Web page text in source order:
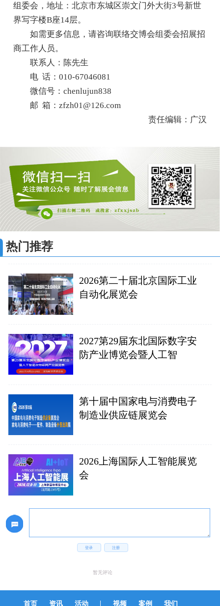
组委会，地址：北京市东城区崇文门外大街3号新世
界写字楼B座14层。
如需更多信息，请咨询联络交博会组委会招展招
商工作人员。
联系人：陈先生
电 话：010-67046081
微信号：chenlujun838
邮 箱：zfzh01@126.com
责任编辑：广汉
热门推荐
2026第二十届北京国际工业
自动化展览会
2027第29届东北国际数字安
防产业博览会暨人工智
第十届中国家电与消费电子
制造业供应链展览会
2026上海国际人工智能展览
会
登录 注册
暂无评论
首页 资讯 活动 | 视频 案例 我们